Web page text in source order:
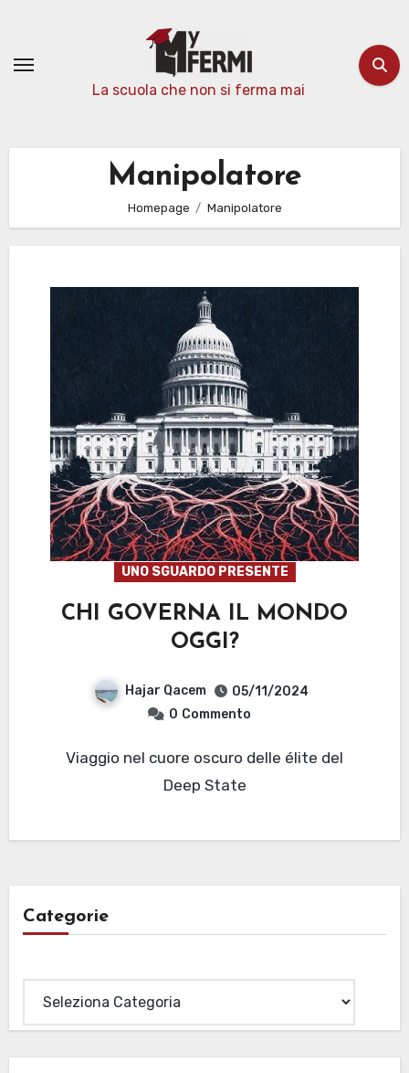
contenuto
La scuola che non si ferma mai
Manipolatore
Homepage Manipolatore
UNO SGUARDO PRESENTE
CHI GOVERNA IL MONDO
OGGI?
Hajar Qacem
05/11/2024
0 Commento
Viaggio nel cuore oscuro delle élite del
Deep State
Categorie